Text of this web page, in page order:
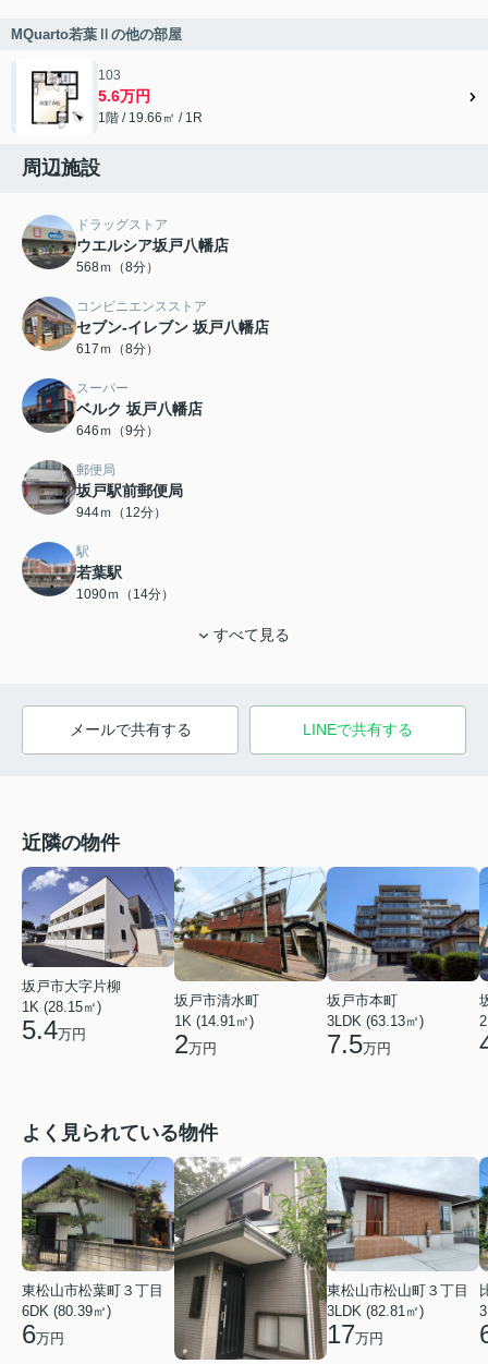
MQuarto若葉Ⅱの他の部屋
103
5.6万円
1階 / 19.66㎡ / 1R
周辺施設
ドラッグストア
ウエルシア坂戸八幡店
568ｍ（8分）
コンビニエンスストア
セブン‐イレブン 坂戸八幡店
617ｍ（8分）
スーパー
ベルク 坂戸八幡店
646ｍ（9分）
郵便局
坂戸駅前郵便局
944ｍ（12分）
駅
若葉駅
1090ｍ（14分）
すべて見る
メールで共有する LINEで共有する
近隣の物件
坂戸市大字片柳
1K (28.15㎡)
5.4万円
坂戸市清水町
1K (14.91㎡)
2万円
坂戸市本町
3LDK (63.13㎡)
7.5万円
よく見られている物件
東松山市松葉町３丁目
6DK (80.39㎡)
6万円
東松山市松山町３丁目
3LDK (82.81㎡)
17万円